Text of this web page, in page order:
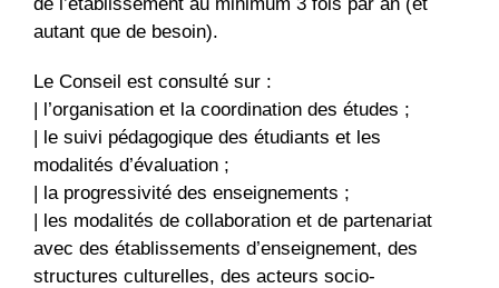
autant que de besoin).
Le Conseil est consulté sur :
| l’organisation et la coordination des études ;
| le suivi pédagogique des étudiants et les
modalités d’évaluation ;
| la progressivité des enseignements ;
| les modalités de collaboration et de partenariat
avec des établissements d’enseignement, des
structures culturelles, des acteurs socio-